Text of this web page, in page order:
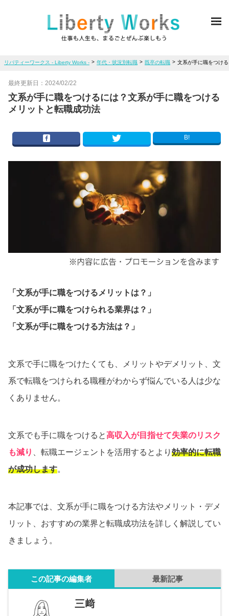
リバティーワークス - Liberty Works - > 年代・状況別転職 > 既卒の転職 > 文系が手に職をつけ
最終更新日： 2024/02/22
文系が手に職をつけるには？文系が手に職をつける
メリットと転職成功法
B!
「文系が手に職をつけるメリットは？」
「文系が手に職をつけられる業界は？」
「文系が手に職をつける方法は？」
文系で手に職をつけたくても、メリットやデメリット、文
系で転職をつけられる職種がわからず悩んでいる人は少な
くありません。
文系でも手に職をつけると高収入が目指せて失業のリスク
も減り
、転職エージェントを活用するとより 効率的に転職
が成功します。
本記事では、文系が手に職をつける方法やメリット・デメ
リット、おすすめの業界と転職成功法を詳しく解説してい
きましょう。
この記事の編集者 最新記事
三﨑